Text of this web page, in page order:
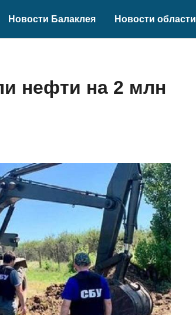
Новости Балаклея Новости области
нефти на 2 млн